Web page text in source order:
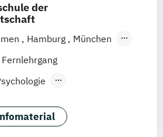
der
Hamburg
München
Göttingen
Fernlehrgang